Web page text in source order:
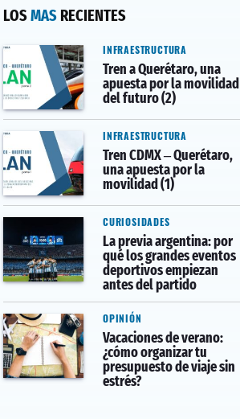
LOSMAS RECIENTES
INFRAESTRUCTURA
Tren a Querétaro, una
apuesta por la movilidad
del futuro (2)
INFRAESTRUCTURA
Tren CDMX – Querétaro,
una apuesta por la
movilidad (1)
CURIOSIDADES
La previa argentina: por
qué los grandes eventos
deportivos empiezan
antes del partido
OPINIÓN
Vacaciones de verano:
¿cómo organizar tu
presupuesto de viaje sin
estrés?